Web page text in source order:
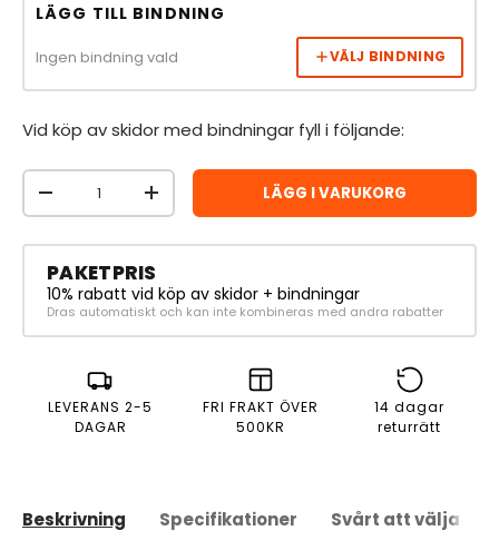
LÄGG TILL BINDNING
Ingen bindning vald VÄLJ BINDNING
Vid köp av skidor med bindningar fyll i följande:
Antal
MINSKA ANTALÖKA ANTAL LÄGG I VARUKORG
PAKETPRIS
10% rabatt vid köp av skidor + bindningar
Dras automatiskt och kan inte kombineras med andra rabatter
LEVERANS 2-5
DAGAR
FRI FRAKT ÖVER
500KR
14 dagar
returrätt
Beskrivning Specifikationer Svårt att välja?